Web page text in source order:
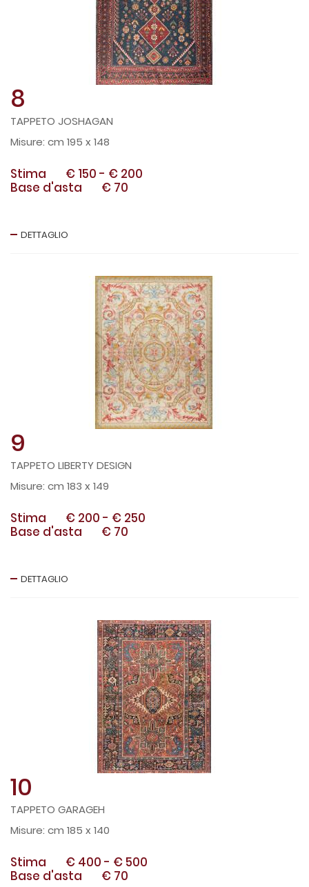
8
TAPPETO JOSHAGAN
cm 195 x 148
Stima € 150 - € 200
Base d'asta
€ 70
DETTAGLIO
9
TAPPETO LIBERTY DESIGN
cm 183 x 149
Stima € 200 - € 250
Base d'asta
€ 70
DETTAGLIO
10
TAPPETO GARAGEH
cm 185 x 140
Stima € 400 - € 500
Base d'asta
€ 70